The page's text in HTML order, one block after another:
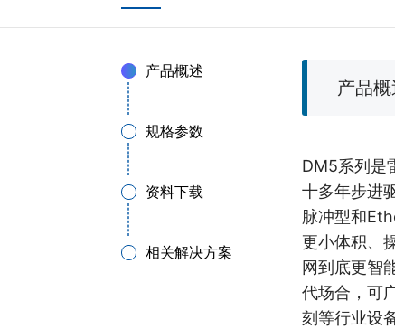
产品概述
规格参数
资料下载
相关解决方案
产品概
DM5系列是
十多年步进
脉冲型和
更小体积、
网到底更智
代场合，可
刻等行业设